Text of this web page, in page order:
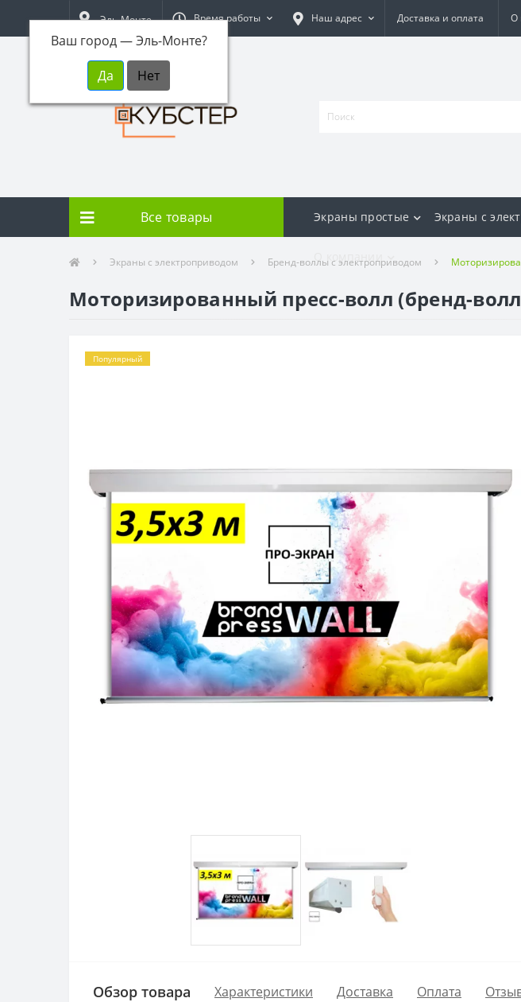
Эль-Монте
Ваш город —Эль-Монте?
Время работы Наш адрес Доставка и оплата О
Все товары Экраны простые Экраны с
Экраны с электроприводом Бренд-воллы с электроприводом
Моторизированный пресс-волл (бренд-
Популярный
Обзор товара Характеристики Доставка Оплата